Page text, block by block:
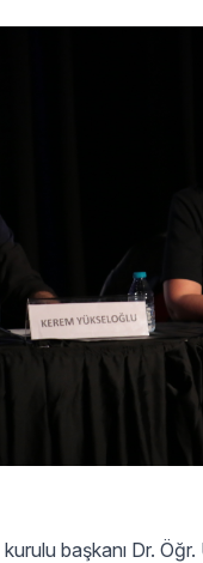
başkanı Dr.